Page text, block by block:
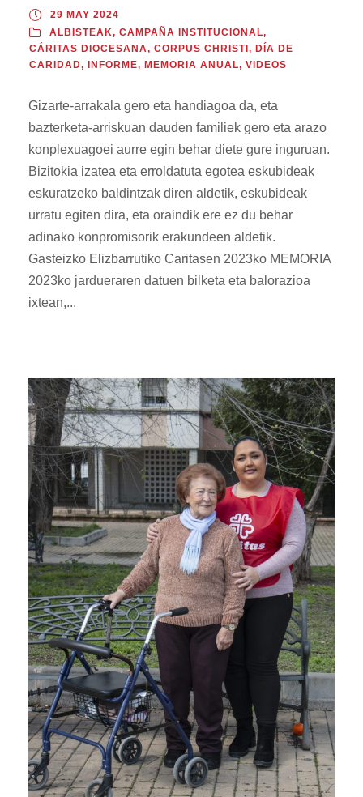
29 MAY 2024
ALBISTEAK, CAMPAÑA INSTITUCIONAL,
CÁRITAS DIOCESANA, CORPUS CHRISTI, DÍA DE
CARIDAD, INFORME, MEMORIA ANUAL, VIDEOS
Gizarte-arrakala gero eta handiagoa da, eta
bazterketa-arriskuan dauden familiek gero eta arazo
konplexuagoei aurre egin behar diete gure inguruan.
Bizitokia izatea eta erroldatuta egotea eskubideak
eskuratzeko baldintzak diren aldetik, eskubideak
urratu egiten dira, eta oraindik ere ez du behar
adinako konpromisorik erakundeen aldetik.
Gasteizko Elizbarrutiko Caritasen 2023ko MEMORIA
2023ko jardueraren datuen bilketa eta balorazioa
ixtean,...